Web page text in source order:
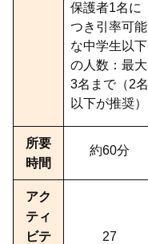
保護者1名に
つき引率可能
な中学生以下
の人数：最大
3名まで（2名
以下が推奨）
所要
時間
約60分
アク
ティ
ビテ
27